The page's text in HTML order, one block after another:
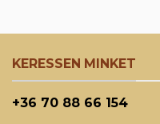
KERESSEN MINKET
+36 70 88 66 154